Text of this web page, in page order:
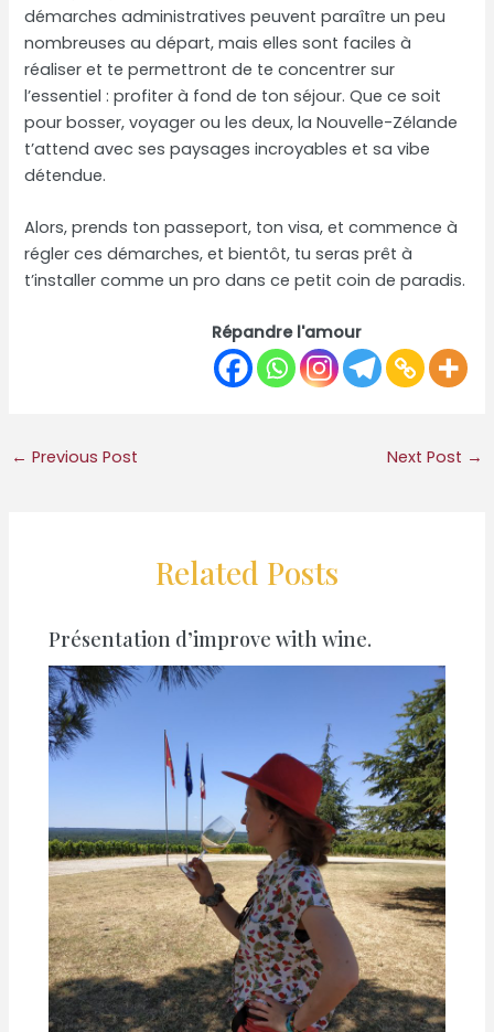
démarches administratives peuvent paraître un peu
nombreuses au départ, mais elles sont faciles à
réaliser et te permettront de te concentrer sur
l’essentiel : profiter à fond de ton séjour. Que ce soit
pour bosser, voyager ou les deux, la Nouvelle-Zélande
t’attend avec ses paysages incroyables et sa vibe
détendue.
Alors, prends ton passeport, ton visa, et commence à
régler ces démarches, et bientôt, tu seras prêt à
t’installer comme un pro dans ce petit coin de paradis.
Répandre l'amour
← Previous Post Next Post →
Related Posts
Présentation d’improve with wine.